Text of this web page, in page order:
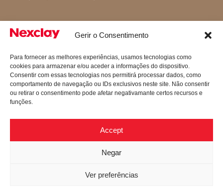
Gerir o Consentimento
Para fornecer as melhores experiências, usamos tecnologias como
cookies para armazenar e/ou aceder a informações do dispositivo.
Consentir com essas tecnologias nos permitirá processar dados, como
comportamento de navegação ou IDs exclusivos neste site. Não consentir
ou retirar o consentimento pode afetar negativamante certos recursos e
funções.
Accept
Negar
Ver preferências
Consumer Disputes